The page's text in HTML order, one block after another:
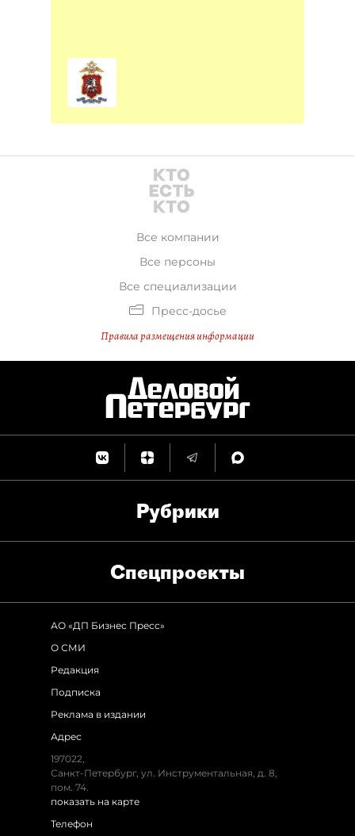
Все компании
Все персоны
Все специализации
Пресс-досье
Правила размещения информации
Рубрики
Спец­проекты
АО «ДП Бизнес Пресс»
О СМИ
Редакция
Подписка
Реклама в издании
Адрес
197022,
Санкт-Петербург, ул. Инструментальная, д. 8,
пом. 74.
показать на карте
Телефон